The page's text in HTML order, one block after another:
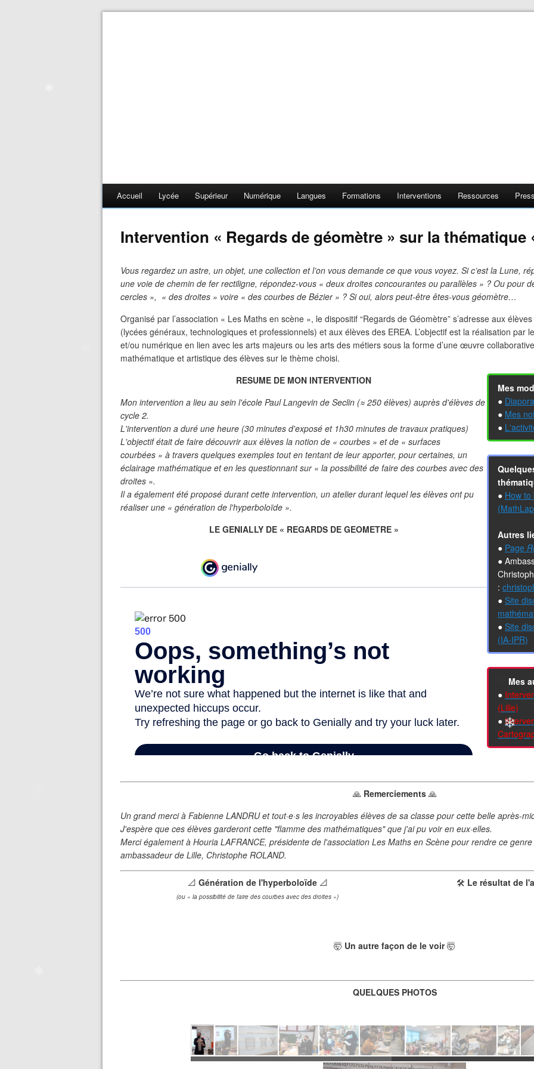
❄
❄
❄
❄
Accueil Lycée Supérieur Numérique Langues Formations Interventions Ressources
Intervention « Regards de géomètre » sur la thématique
Vous regardez un astre, un objet, une collection et l’on vous demande ce que vous voyez. Si c’est la Lune,
une voie de chemin de fer rectiligne, répondez-vous « deux droites concourantes ou parallèles » ? Ou pour
cercles », « des droites » voire « des courbes de Bézier » ? Si oui, alors peut-être êtes-vous géomètre…
Organisé par l’association « Les Maths en scène », le dispositif “Regards de Géomètre” s’adresse aux
(lycées généraux, technologiques et professionnels) et aux élèves des EREA. L’objectif est la réalisation par
et/ou numérique en lien avec les arts majeurs ou les arts des métiers sous la forme d’une œuvre
mathématique et artistique des élèves sur le thème choisi.
RESUME DE MON INTERVENTION
Mon intervention a lieu au sein l'école Paul Langevin de Seclin (≈ 250 élèves) auprès d'élèves de
cycle 2.
L'intervention a duré une heure (30 minutes d'exposé et 1h30 minutes de travaux pratiques)
L'objectif était de faire découvrir aux élèves la notion de « courbes » et de « surfaces
courbées » à travers quelques exemples tout en tentant de leur apporter, pour certaines, un
éclairage mathématique et en les questionnant sur « la possibilité de faire des courbes avec des
droites ».
Il a également été proposé durant cette intervention, un atelier durant lequel les élèves ont pu
réaliser une « génération de l'hyperboloïde ».
LE GENIALLY DE« REGARDS DE GEOMETRE »
Mes
●
● Mes
●
● How to
Autres
● Page
●
:
● Site
● Site
(IA-IPR)
Mes
●
(Lille)
●
🙏Remerciements 🙏
Un grand merci à Fabienne LANDRU et tout·e·s les incroyables élèves de sa classe pour cette belle après-
J'espère que ces élèves garderont cette "flamme des mathématiques" que j'ai pu voir en eux·elles.
Merci également à Houria LAFRANCE, présidente de l'association Les Maths en Scène pour rendre ce
ambassadeur de Lille, Christophe ROLAND.
📐 Génération de l'hyperboloïde 📐
(ou « la possibilité de faire des courbes avec des droites »)
🛠️ Le résultat de
🤯 Un autre façon de le voir🤯
QUELQUES PHOTOS